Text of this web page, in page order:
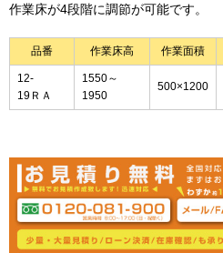
作業床が4段階に調節が可能です。
品番 作業床高 作業面積
12-
19ＲＡ
1550～
1950
500×1200